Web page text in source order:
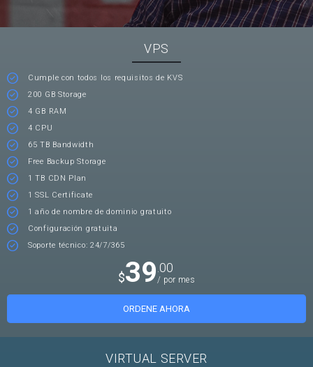
VPS
Cumple con todos los requisitos de KVS
200 GB Storage
4 GB RAM
4 CPU
65 TB Bandwidth
Free Backup Storage
1 TB CDN Plan
1 SSL Certificate
1 año de nombre de dominio gratuito
Configuración gratuita
Soporte técnico: 24/7/365
$39.00
/ por mes
ORDENE AHORA
VIRTUAL SERVER